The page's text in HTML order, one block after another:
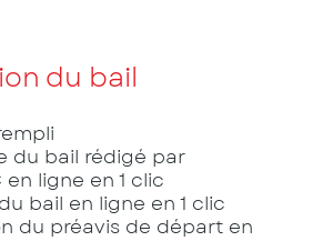
du bail
du bail rédigé par
en ligne en 1 clic
bail en ligne en 1 clic
du préavis de départ en